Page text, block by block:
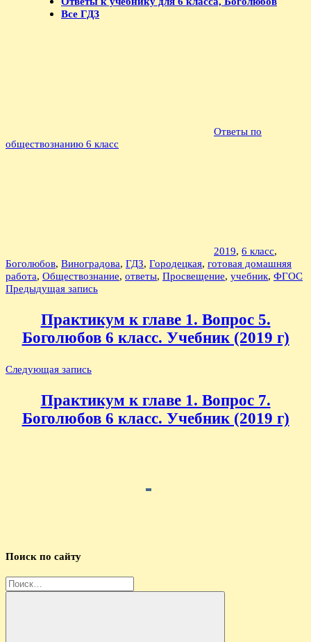
Все ГДЗ
Ответы по
обществознанию 6 класс
2019, 6 класс,
Боголюбов, Виноградова, ГДЗ, Городецкая, готовая домашняя
работа, Обществознание, ответы, Просвещение, учебник, ФГОС
Навигация
записям
Предыдущая запись
Практикум к главе 1. Вопрос 5.
Боголюбов 6 класс. Учебник (2019 г)
Следующая запись
Практикум к главе 1. Вопрос 7.
Боголюбов 6 класс. Учебник (2019 г)
Поиск по сайту
Найти: